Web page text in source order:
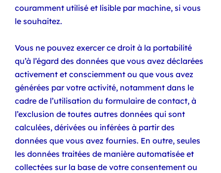
couramment utilisé et lisible par machine, si vous
le souhaitez.
Vous ne pouvez exercer ce droit à la portabilité
qu’à l’égard des données que vous avez déclarées
activement et consciemment ou que vous avez
générées par votre activité, notamment dans le
cadre de l’utilisation du formulaire de contact, à
l’exclusion de toutes autres données qui sont
calculées, dérivées ou inférées à partir des
données que vous avez fournies. En outre, seules
les données traitées de manière automatisée et
collectées sur la base de votre consentement ou